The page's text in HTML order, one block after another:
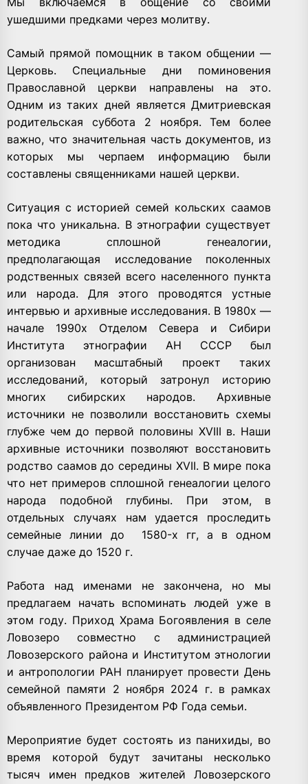
ушедшими предками через молитву.
Самый прямой помощник в таком общении —
Церковь. Специальные дни поминовения
Православной церкви направлены на это.
Одним из таких дней является Дмитриевская
родительская суббота 2 ноября. Тем более
важно, что значительная часть документов, из
которых мы черпаем информацию были
составлены священниками нашей церкви.
Ситуация с историей семей кольских саамов
пока что уникальна. В этнографии существует
методика сплошной генеалогии,
предполагающая исследование поколенных
родственных связей всего населенного пункта
или народа. Для этого проводятся устные
интервью и архивные исследования. В 1980х —
начале 1990х Отделом Севера и Сибири
Института этнографии АН СССР был
организован масштабный проект таких
исследований, который затронул историю
многих сибирских народов. Архивные
источники не позволили восстановить схемы
глубже чем до первой половины XVIII в. Наши
архивные источники позволяют восстановить
родство саамов до середины XVII. В мире пока
что нет примеров сплошной генеалогии целого
народа подобной глубины. При этом, в
отдельных случаях нам удается проследить
семейные линии до 1580-х гг, а в одном
случае даже до 1520 г.
Работа над именами не закончена, но мы
предлагаем начать вспоминать людей уже в
этом году. Приход Храма Богоявления в селе
Ловозеро совместно с администрацией
Ловозерского района и Институтом этнологии
и антропологии РАН планирует провести День
семейной памяти 2 ноября 2024 г. в рамках
объявленного Президентом РФ Года семьи.
Мероприятие будет состоять из панихиды, во
время которой будут зачитаны несколько
тысяч имен предков жителей Ловозерского